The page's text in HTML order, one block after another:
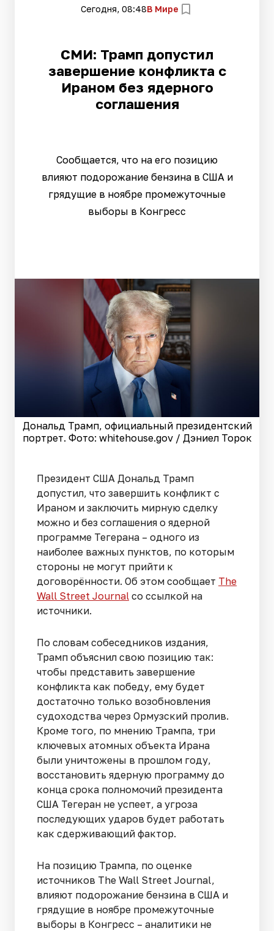
Сегодня, 08:48В Мире
СМИ: Трамп допустил
завершение конфликта с
Ираном без ядерного
соглашения
Сообщается, что на его позицию
влияют подорожание бензина в США и
грядущие в ноябре промежуточные
выборы в Конгресс
Дональд Трамп, официальный президентский
портрет. Фото: whitehouse.gov / Дэниел Торок
Президент США Дональд Трамп
допустил, что завершить конфликт с
Ираном и заключить мирную сделку
можно и без соглашения о ядерной
программе Тегерана – одного из
наиболее важных пунктов, по которым
стороны не могут прийти к
договорённости. Об этом сообщает The
Wall Street Journal со ссылкой на
источники.
По словам собеседников издания,
Трамп объяснил свою позицию так:
чтобы представить завершение
конфликта как победу, ему будет
достаточно только возобновления
судоходства через Ормузский пролив.
Кроме того, по мнению Трампа, три
ключевых атомных объекта Ирана
были уничтожены в прошлом году,
восстановить ядерную программу до
конца срока полномочий президента
США Тегеран не успеет, а угроза
последующих ударов будет работать
как сдерживающий фактор.
На позицию Трампа, по оценке
источников The Wall Street Journal,
влияют подорожание бензина в США и
грядущие в ноябре промежуточные
выборы в Конгресс – аналитики не